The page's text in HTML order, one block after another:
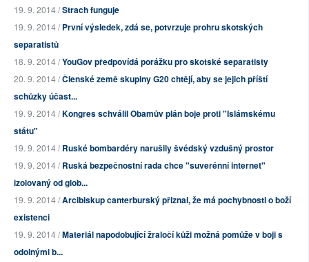
19. 9. 2014 /Strach funguje
19. 9. 2014 /První výsledek, zdá se, potvrzuje prohru skotských
separatistů
18. 9. 2014 /YouGov předpovídá porážku pro skotské separatisty
20. 9. 2014 /Členské země skupiny G20 chtějí, aby se jejich příští
schůzky účast...
19. 9. 2014 /Kongres schválil Obamův plán boje proti "Islámskému
státu"
19. 9. 2014 /Ruské bombardéry narušily švédský vzdušný prostor
19. 9. 2014 /Ruská bezpečnostní rada chce "suverénní internet"
izolovaný od glob...
19. 9. 2014 /Arcibiskup canterburský přiznal, že má pochybnosti o boží
existenci
19. 9. 2014 /Materiál napodobující žraločí kůži možná pomůže v boji s
odolnými b...